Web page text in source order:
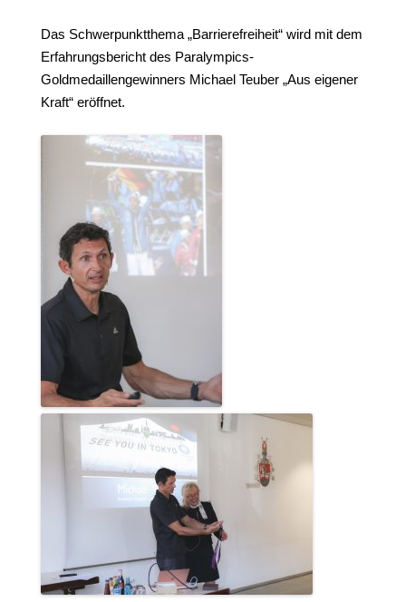
Das Schwerpunktthema „Barrierefreiheit“ wird mit dem
Erfahrungsbericht des Paralympics-
Goldmedaillengewinners Michael Teuber „Aus eigener
Kraft“ eröffnet.